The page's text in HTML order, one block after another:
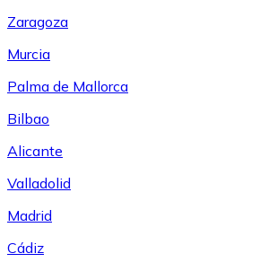
Zaragoza
Murcia
Palma de Mallorca
Bilbao
Alicante
Valladolid
Madrid
Cádiz